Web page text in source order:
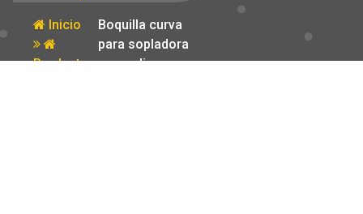
Inicio
Producto
Boquilla curva
para sopladora
a gasolina